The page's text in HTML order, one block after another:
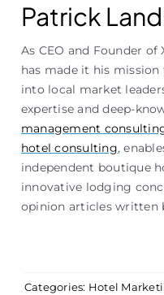
Categories: Hotel
Patrick
As CEO and Founder of
has made it his
into local market
expertise and deep-
management
hotel consulting,
independent boutique
innovative lodging
opinion articles written